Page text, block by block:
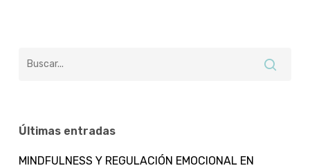
Últimas entradas
MINDFULNESS Y REGULACIÓN EMOCIONAL EN